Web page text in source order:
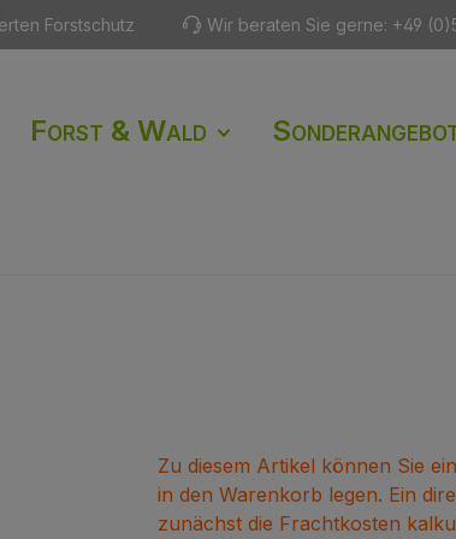
Forstschutz Wir beraten Sie gerne: +49
Forst & Wald
Zu diesem Artikel können Sie
in den Warenkorb legen. Ein
zunächst die Frachtkosten